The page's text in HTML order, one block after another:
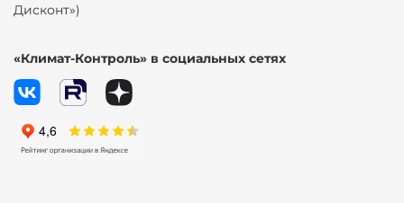
Дисконт»)
«Климат-Контроль» в социальных сетях